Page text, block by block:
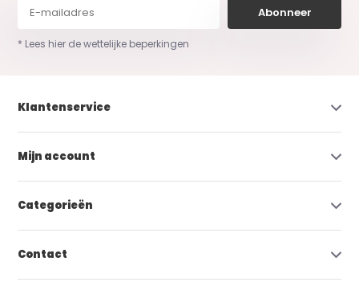
Abonneer
* Lees hier de wettelijke beperkingen
Klantenservice
Mijn account
Categorieën
Contact